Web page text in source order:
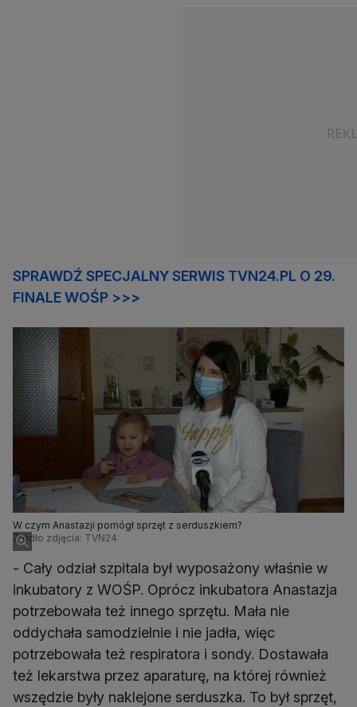
SPRAWDŹ SPECJALNY SERWIS TVN24.PL O 29.
FINALE WOŚP >>>
W czym Anastazji pomógł sprzęt z serduszkiem?
Źródło zdjęcia: TVN24
- Cały odział szpitala był wyposażony właśnie w
inkubatory z WOŚP. Oprócz inkubatora Anastazja
potrzebowała też innego sprzętu. Mała nie
oddychała samodzielnie i nie jadła, więc
potrzebowała też respiratora i sondy. Dostawała
też lekarstwa przez aparaturę, na której również
wszędzie były naklejone serduszka. To był sprzęt,